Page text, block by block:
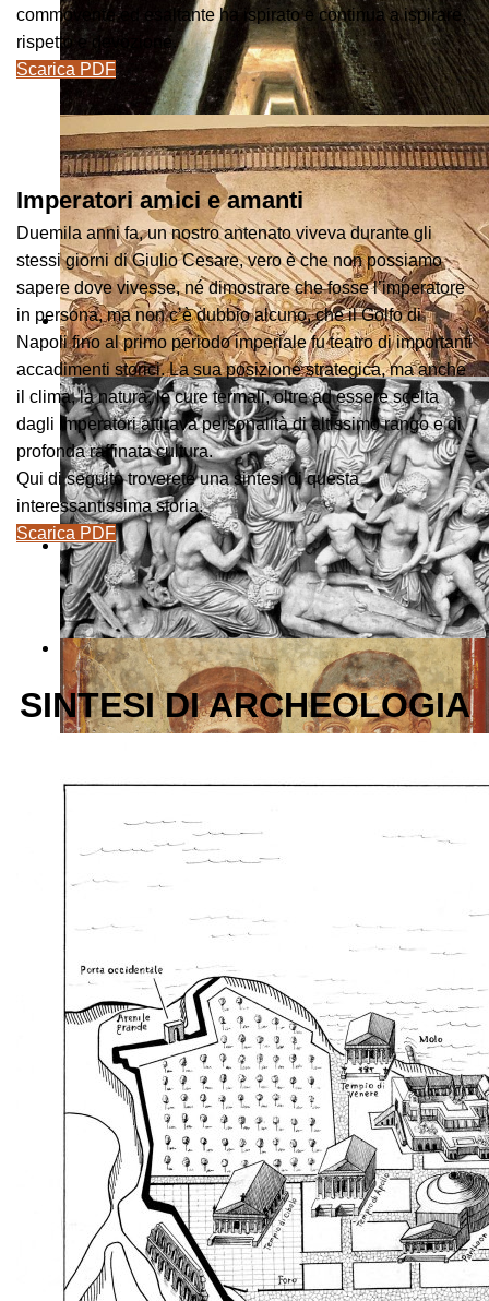
commovente ed esaltante ha ispirato e continua a ispirare,
rispetto e devozione.
Scarica PDF
Imperatori amici e amanti
Duemila anni fa, un nostro antenato viveva durante gli
stessi giorni di Giulio Cesare, vero è che non possiamo
sapere dove vivesse, né dimostrare che fosse l’imperatore
in persona, ma non c’è dubbio alcuno, che il Golfo di
Napoli fino al primo periodo imperiale fu teatro di importanti
accadimenti storici. La sua posizione strategica, ma anche
il clima, la natura, le cure termali, oltre ad essere scelta
dagli imperatori attirava personalità di altissimo rango e di
profonda raffinata cultura.
Qui di seguito troverete una sintesi di questa
interessantissima storia.
Scarica PDF
SINTESI DI ARCHEOLOGIA